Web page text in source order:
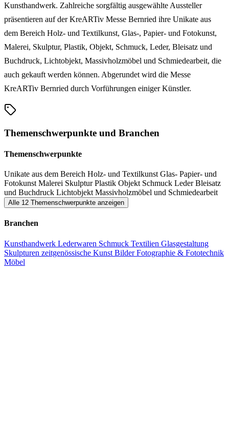
Kunsthandwerk. Zahlreiche sorgfältig ausgewählte Aussteller
präsentieren auf der KreARTiv Messe Bernried ihre Unikate aus
dem Bereich Holz- und Textilkunst, Glas-, Papier- und Fotokunst,
Malerei, Skulptur, Plastik, Objekt, Schmuck, Leder, Bleisatz und
Buchdruck, Lichtobjekt, Massivholzmöbel und Schmiedearbeit, die
auch gekauft werden können. Abgerundet wird die Messe
KreARTiv Bernried durch Vorführungen einiger Künstler.
Themenschwerpunkte und Branchen
Themenschwerpunkte
Unikate aus dem Bereich Holz- und Textilkunst Glas- Papier- und
Fotokunst Malerei SkulpturPlastik Objekt Schmuck LederBleisatz
und Buchdruck Lichtobjekt Massivholzmöbel und Schmiedearbeit
Alle 12 Themenschwerpunkte anzeigen
Branchen
Kunsthandwerk Lederwaren Schmuck Textilien Glasgestaltung
Skulpturen zeitgenössische Kunst BilderFotographie & Fototechnik
Möbel